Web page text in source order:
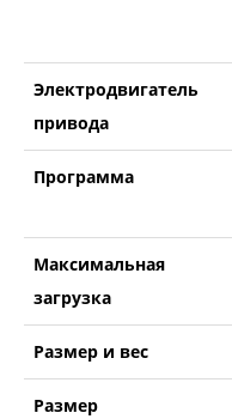
Электродвигатель
привода
Программа
Максимальная
загрузка
Размер и вес
Размер